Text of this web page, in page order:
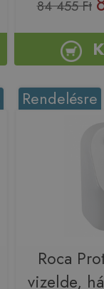
84 455 Ft
Rendelésre
Roca
vizelde,